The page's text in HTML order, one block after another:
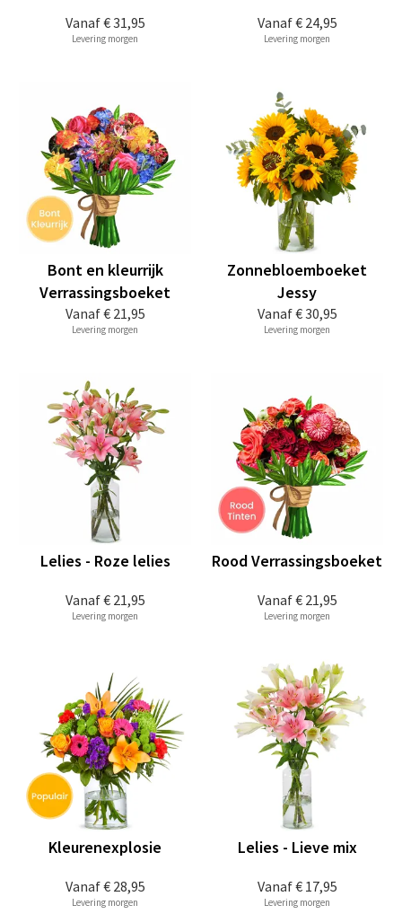
Vanaf€ 31,95
Levering morgen
Vanaf€ 24,95
Levering morgen
Vanaf€ 21,95
Bont en kleurrijk
Verrassingsboeket
Levering morgen
Vanaf€ 30,95
Zonnebloemboeket
Jessy
Levering morgen
Vanaf€ 21,95
Lelies - Roze lelies
Levering morgen
Vanaf€ 21,95
Rood Verrassingsboeket
Levering morgen
Vanaf€ 28,95
Kleurenexplosie
Levering morgen
Vanaf€ 17,95
Lelies - Lieve mix
Levering morgen